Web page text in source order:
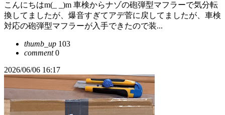
こんにちはm(_ _)m 車検からナゾの砲弾型マフラーで気分転
換してましたが、爆音すぎてアデ菅に戻してましたが、車検
対応の砲弾型マフラーが入手できたので装...
thumb_up 103
comment0
2026/06/06 16:17